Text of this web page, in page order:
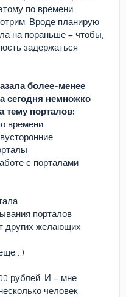
по времени
Вроде планирую
на пораньше – чтобы,
задержаться
более-менее
сегодня немножко
тему порталов:
времени
с порталами
порталов
других желающих
рублей. И – мне
человек